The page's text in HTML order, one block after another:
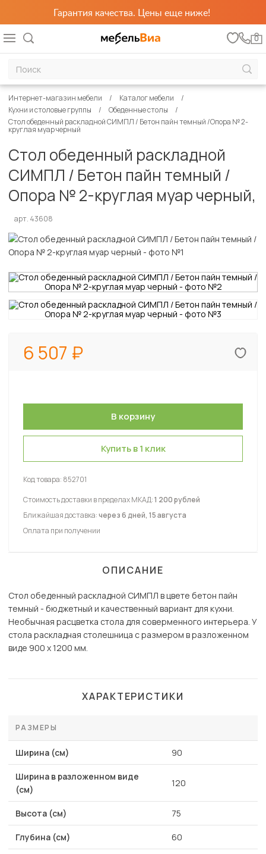
Гарантия качества. Цены еще ниже!
0
Интернет-магазин мебели
Каталог мебели
Кухни и столовые группы
Обеденные столы
Стол обеденный раскладной СИМПЛ / Бетон пайн темный /Опора № 2-
круглая муар черный
Стол обеденный раскладной
СИМПЛ / Бетон пайн темный /
Опора № 2-круглая муар черный,
арт. 43608
6 507
Купить в 1 клик
Код товара: 852701
Стоимость доставки в пределах МКАД:1 200 рублей
Ближайшая доставка:через 6 дней, 15 августа
Оплата при получении
ОПИСАНИЕ
Стол обеденный раскладной СИМПЛ в цвете бетон пайн
темный - бюджетный и качественный вариант для кухни.
Необычная расцветка стола для соверменного интерьера. У
стола раскладная столешница с размером в разложенном
виде 900 х 1200 мм.
ХАРАКТЕРИСТИКИ
РАЗМЕРЫ
Ширина (см) 90
Ширина в разложенном виде
(см)
120
Высота (см) 75
Глубина (см) 60